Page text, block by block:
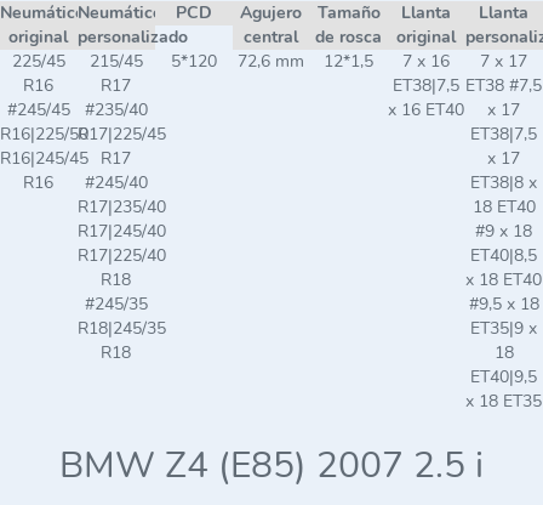
Neumático
original
Neumático
personalizado
PCD
Agujero
central
Tamaño
de rosca
Llanta
original
Llanta
225/45
R16
#245/45
R16|225/50
R16|245/45
R16
215/45
R17
#235/40
R17|225/45
R17
#245/40
R17|235/40
R17|245/40
R17|225/40
R18
#245/35
R18|245/35
R18
5*120 72,6 mm 12*1,5
7 x 16
ET38|7,5
x 16 ET40
7 x 17
ET38 #7,5
x 17
ET38|7,5
x 17
ET38|8 x
18 ET40
#9 x 18
ET40|8,5
x 18 ET40
#9,5 x 18
ET35|9 x
18
ET40|9,5
x 18 ET35
BMW Z4 (E85) 2007 2.5 i